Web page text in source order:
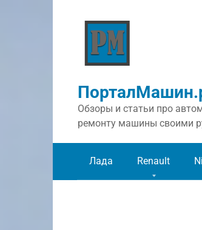
Обзоры и статьи про
ремонту машины своими
Лада Renault